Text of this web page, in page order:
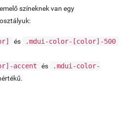
színeknek van egy
és .mdui-color- [color] -500
-accent és
.mdui-color-